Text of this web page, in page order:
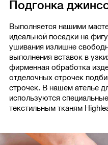
Подгонка
Выполняется нашими
идеальной посадки на
ушивания излишне
выполнения вставок в
фирменная обработка
отделочных строчек
строчек. В нашем ателье
используются
текстильным тканям